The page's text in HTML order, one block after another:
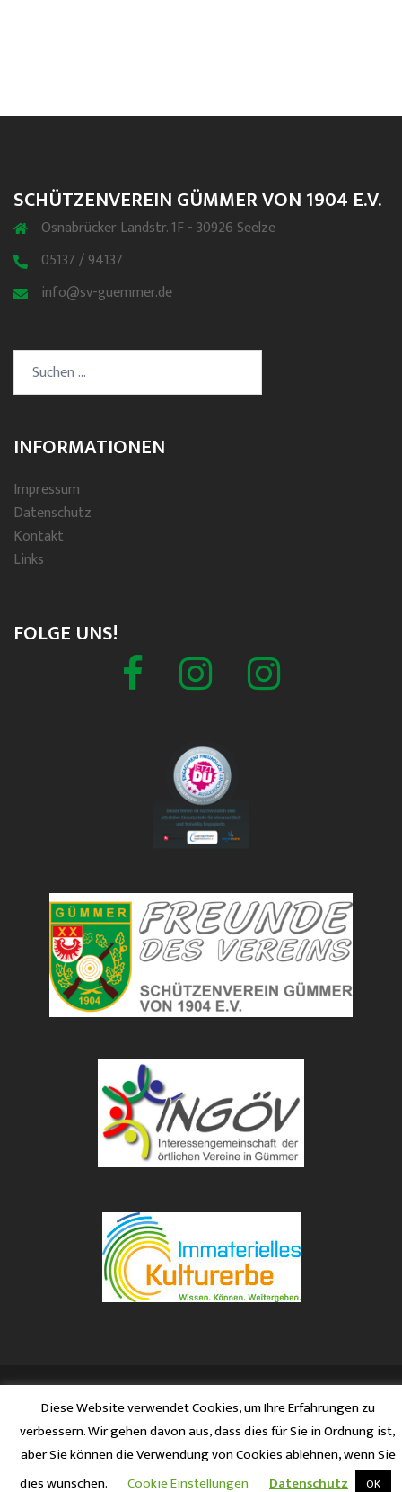
SCHÜTZENVEREIN GÜMMER VON 1904 E.V.
Osnabrücker Landstr. 1F - 30926 Seelze
05137 / 94137
info@sv-guemmer.de
Suchen
nach:
INFORMATIONEN
Impressum
Datenschutz
Kontakt
Links
FOLGE UNS!
Facebook SchützenvereinSpielmannszug
Diese Website verwendet Cookies, um Ihre Erfahrungen zu
verbessern. Wir gehen davon aus, dass dies für Sie in Ordnung ist,
aber Sie können die Verwendung von Cookies ablehnen, wenn Sie
dies wünschen.
Cookie Einstellungen Datenschutz OK